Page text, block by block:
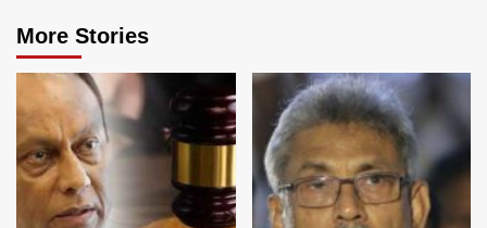
More Stories